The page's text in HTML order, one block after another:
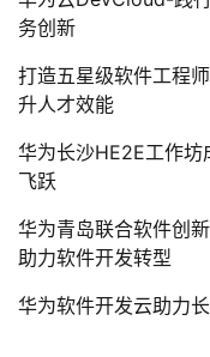
务创新
打造五星级软件工程
升人才效能
华为长沙HE2E工作
飞跃
华为青岛联合软件创
助力软件开发转型
华为软件开发云助力